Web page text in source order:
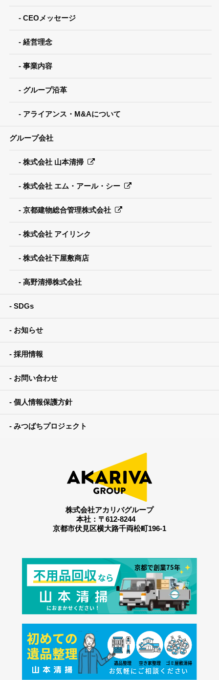
CEOメッセージ
経営理念
事業内容
グループ沿革
アライアンス・M&Aについて
グループ会社
株式会社 山本清掃
株式会社 エム・アール・シー
京都建物総合管理株式会社
株式会社 アイリンク
株式会社下屋敷商店
高野清掃株式会社
SDGs
お知らせ
採用情報
お問い合わせ
個人情報保護方針
みつばちプロジェクト
株式会社アカリバグループ
本社：〒612-8244
京都市伏見区横大路千両松町196-1